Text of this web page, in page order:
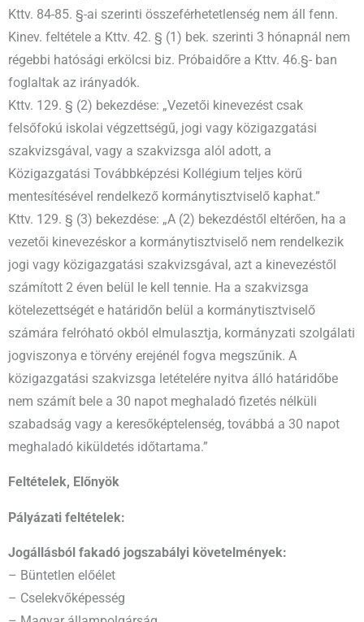
Kttv. 84-85. §-ai szerinti összeférhetetlenség nem áll fenn.
Kinev. feltétele a Kttv. 42. § (1) bek. szerinti 3 hónapnál nem
régebbi hatósági erkölcsi biz. Próbaidőre a Kttv. 46.§- ban
foglaltak az irányadók.
Kttv. 129. § (2) bekezdése: „Vezetői kinevezést csak
felsőfokú iskolai végzettségű, jogi vagy közigazgatási
szakvizsgával, vagy a szakvizsga alól adott, a
Közigazgatási Továbbképzési Kollégium teljes körű
mentesítésével rendelkező kormánytisztviselő kaphat.”
Kttv. 129. § (3) bekezdése: „A (2) bekezdéstől eltérően, ha a
vezetői kinevezéskor a kormánytisztviselő nem rendelkezik
jogi vagy közigazgatási szakvizsgával, azt a kinevezéstől
számított 2 éven belül le kell tennie. Ha a szakvizsga
kötelezettségét e határidőn belül a kormánytisztviselő
számára felróható okból elmulasztja, kormányzati szolgálati
jogviszonya e törvény erejénél fogva megszűnik. A
közigazgatási szakvizsga letételére nyitva álló határidőbe
nem számít bele a 30 napot meghaladó fizetés nélküli
szabadság vagy a keresőképtelenség, továbbá a 30 napot
meghaladó kiküldetés időtartama.”
Feltételek, Előnyök
Pályázati feltételek:
Jogállásból fakadó jogszabályi követelmények:
– Büntetlen előélet
– Cselekvőképesség